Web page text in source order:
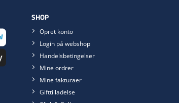
SHOP
Opret konto
Login på webshop
Handelsbetingelser
Mine ordrer
Mine fakturaer
Gifttilladelse